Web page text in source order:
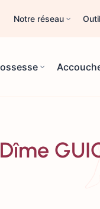
Notre réseau